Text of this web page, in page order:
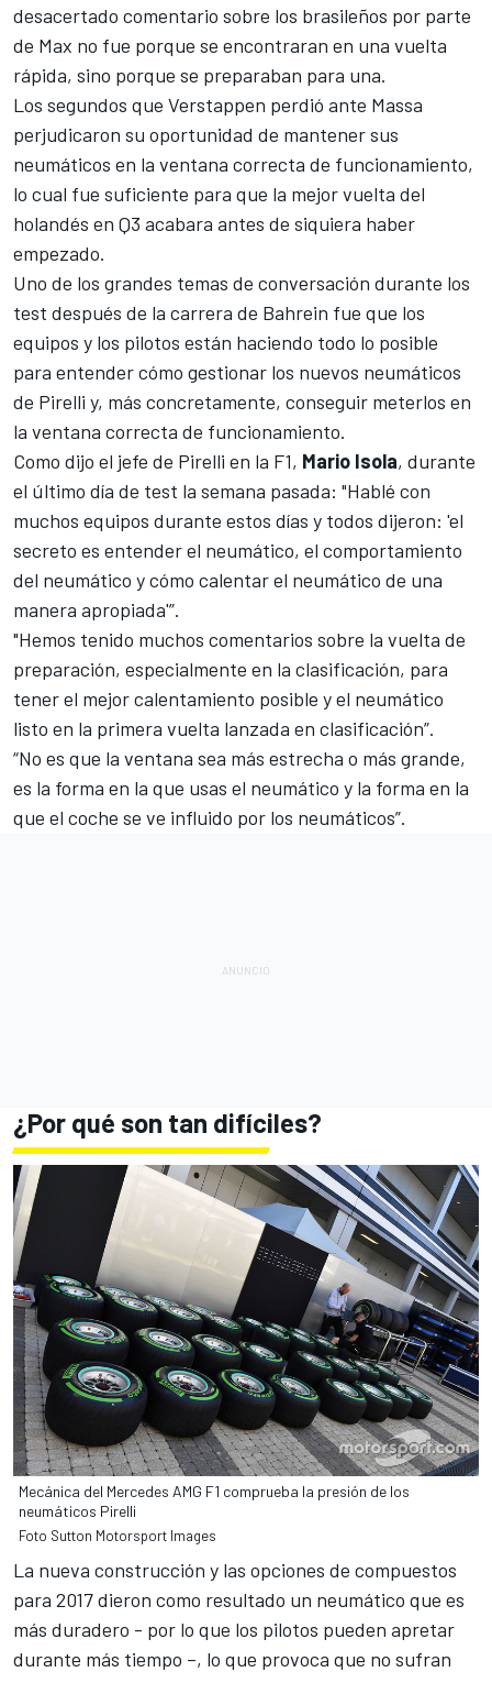
desacertado comentario sobre los brasileños por parte
de Max no fue porque se encontraran en una vuelta
rápida, sino porque se preparaban para una.
Los segundos que Verstappen perdió ante Massa
perjudicaron su oportunidad de mantener sus
neumáticos en la ventana correcta de funcionamiento,
lo cual fue suficiente para que la mejor vuelta del
holandés en Q3 acabara antes de siquiera haber
empezado.
Uno de los grandes temas de conversación durante los
test después de la carrera de Bahrein fue que los
equipos y los pilotos están haciendo todo lo posible
para entender cómo gestionar los nuevos neumáticos
de Pirelli y, más concretamente, conseguir meterlos en
la ventana correcta de funcionamiento.
Como dijo el jefe de Pirelli en la F1, Mario Isola, durante
el último día de test la semana pasada: "Hablé con
muchos equipos durante estos días y todos dijeron: 'el
secreto es entender el neumático, el comportamiento
del neumático y cómo calentar el neumático de una
manera apropiada'”.
"Hemos tenido muchos comentarios sobre la vuelta de
preparación, especialmente en la clasificación, para
tener el mejor calentamiento posible y el neumático
listo en la primera vuelta lanzada en clasificación”.
“No es que la ventana sea más estrecha o más grande,
es la forma en la que usas el neumático y la forma en la
que el coche se ve influido por los neumáticos”.
¿Por qué son tan difíciles?
Mecánica del Mercedes AMG F1 comprueba la presión de los
neumáticos Pirelli
Foto Sutton Motorsport Images
La nueva construcción y las opciones de compuestos
para 2017 dieron como resultado un neumático que es
más duradero - por lo que los pilotos pueden apretar
durante más tiempo –, lo que provoca que no sufran